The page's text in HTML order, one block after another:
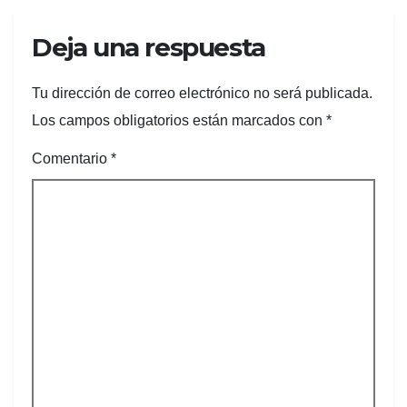
Deja una respuesta
Tu dirección de correo electrónico no será publicada.
Los campos obligatorios están marcados con *
Comentario *